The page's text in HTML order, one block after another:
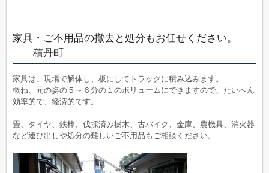
家具・ご不用品の撤去と処分もお任せください。
積丹町
家具は、現場で解体し、板にしてトラックに積み込みます。
概ね、元の姿の５～６分の１のボリュームにできますので、たいへん
効率的で、経済的です。
畳、タイヤ、鉄棒、伐採済み樹木、古バイク、金庫、農機具、消火器
など運び出しや処分の難しいご不用品もご相談ください。